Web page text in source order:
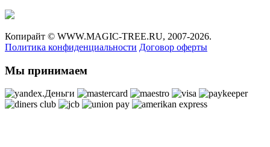
Копирайт © WWW.MAGIC-TREE.RU, 2007-2026.
Политика конфиденциальности Договор оферты
Мы принимаем